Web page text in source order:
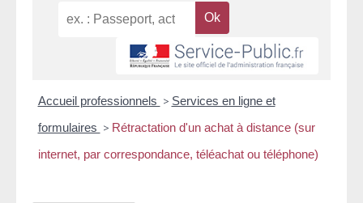
Accueil professionnels > Services en ligne et
formulaires > Rétractation d'un achat à distance (sur
internet, par correspondance, téléachat ou téléphone)